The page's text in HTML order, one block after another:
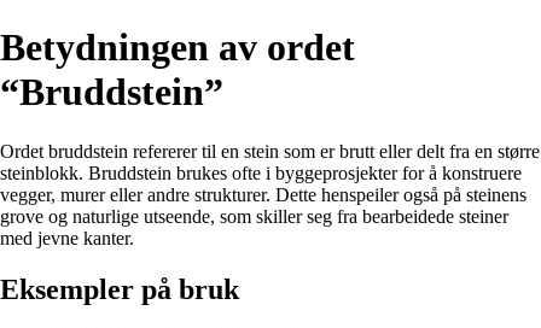
Betydningen av ordet
“Bruddstein”
Ordet bruddstein refererer til en stein som er brutt eller delt fra en større
steinblokk. Bruddstein brukes ofte i byggeprosjekter for å konstruere
vegger, murer eller andre strukturer. Dette henspeiler også på steinens
grove og naturlige utseende, som skiller seg fra bearbeidede steiner
med jevne kanter.
Eksempler på bruk